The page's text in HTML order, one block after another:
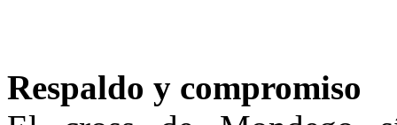
Respaldo y compromiso